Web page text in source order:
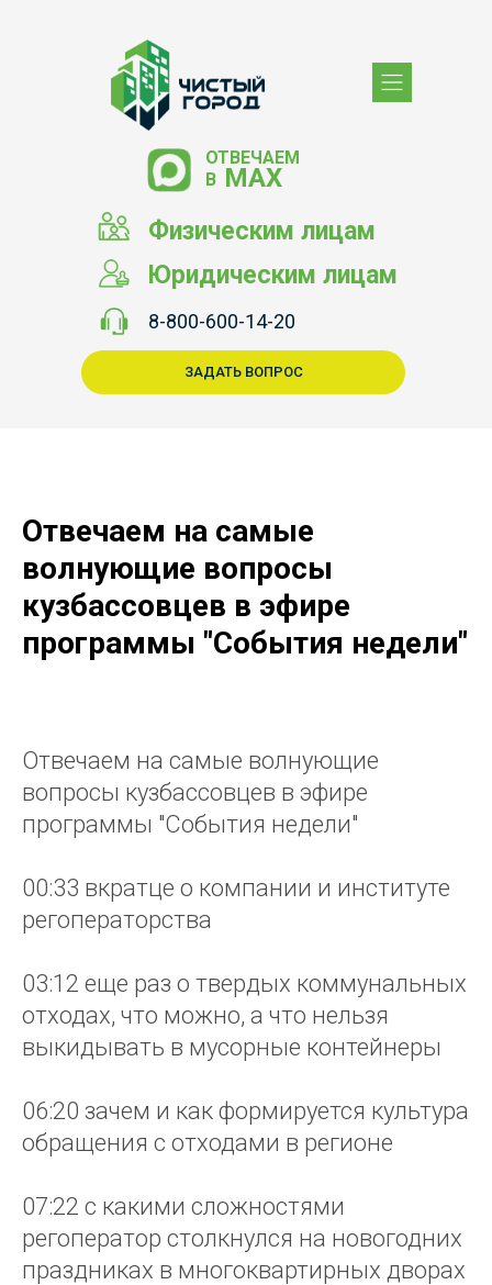
ЗАДАТЬ ВОПРОС
Физическим лицам
Юридическим лицам
8-800-600-14-20
ОТВЕЧАЕМ
В МАХ
Отвечаем на самые
волнующие вопросы
кузбассовцев в эфире
программы "События недели"
Отвечаем на самые волнующие
вопросы кузбассовцев в эфире
программы "События недели"
00:33 вкратце о компании и институте
регоператорства
03:12 еще раз о твердых коммунальных
отходах, что можно, а что нельзя
выкидывать в мусорные контейнеры
06:20 зачем и как формируется культура
обращения с отходами в регионе
07:22 с какими сложностями
регоператор столкнулся на новогодних
праздниках в многоквартирных дворах